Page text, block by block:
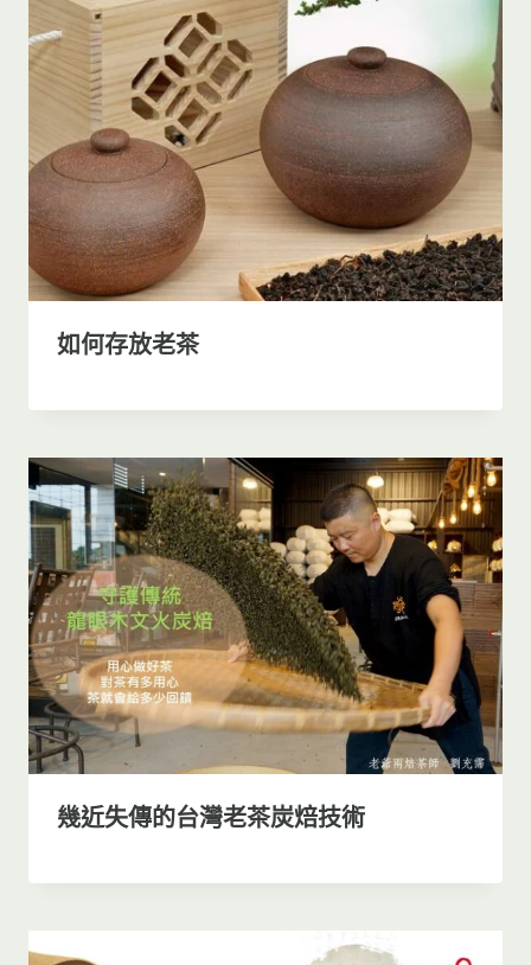
如何存放老茶
幾近失傳的台灣老茶炭焙技術